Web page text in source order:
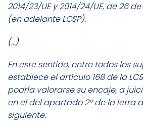
2014/23/UE y 2014/24/UE, de 26
(en adelante LCSP).
(…)
En este sentido, entre todos los
establece el artículo 168 de la
podría valorarse su encaje, a
en el del apartado 2º de la letra
siguiente: